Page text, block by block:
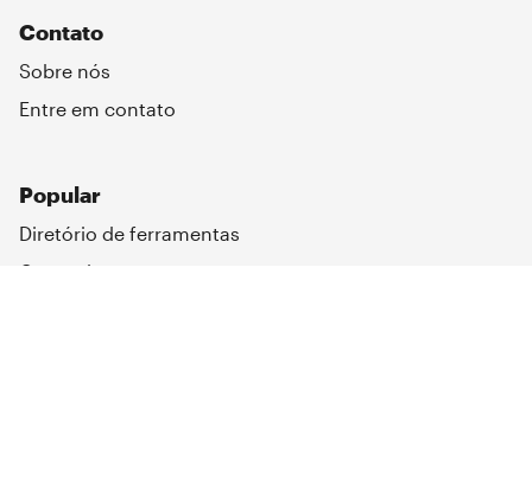
Popular
Diretório de ferramentas
Casos de uso
Contato
Sobre nós
Entre em contato